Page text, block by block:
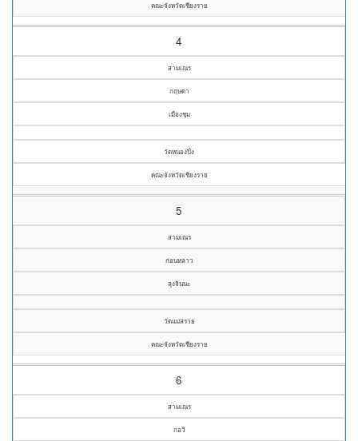
คณะจังหวัดเชียงราย
4
สามเณร
กฤษดา
เมืองชุม
วัดหนองปิ๋ง
คณะจังหวัดเชียงราย
5
สามเณร
ก่อนหลาว
ลุงจินนะ
วัดแม่สรวย
คณะจังหวัดเชียงราย
6
สามเณร
กอวิ